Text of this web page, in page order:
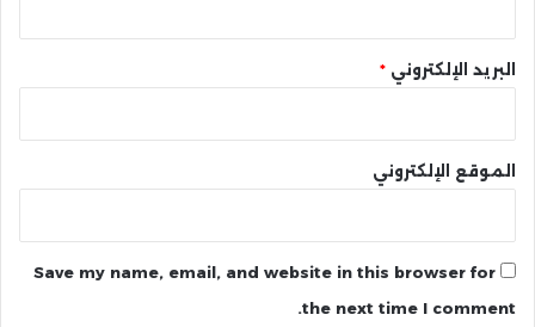
البريد الإلكتروني *
الموقع الإلكتروني
Save my name, email, and website in this browser for
the next time I comment.